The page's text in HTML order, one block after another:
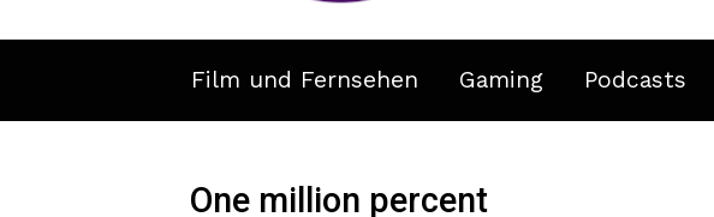
Film und Fernsehen Gaming Podcasts
One million percent